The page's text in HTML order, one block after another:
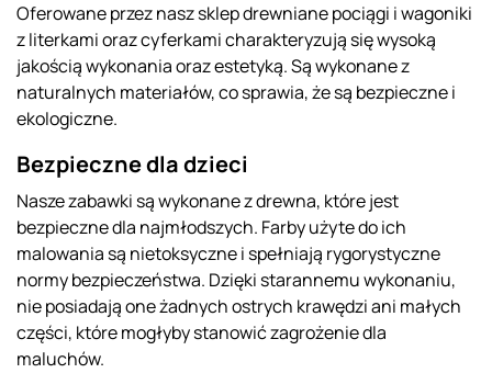
Oferowane przez nasz sklep drewniane pociągi i wagoniki
z literkami oraz cyferkami charakteryzują się wysoką
jakością wykonania oraz estetyką. Są wykonane z
naturalnych materiałów, co sprawia, że są bezpieczne i
ekologiczne.
Bezpieczne dla dzieci
Nasze zabawki są wykonane z drewna, które jest
bezpieczne dla najmłodszych. Farby użyte do ich
malowania są nietoksyczne i spełniają rygorystyczne
normy bezpieczeństwa. Dzięki starannemu wykonaniu,
nie posiadają one żadnych ostrych krawędzi ani małych
części, które mogłyby stanowić zagrożenie dla
maluchów.